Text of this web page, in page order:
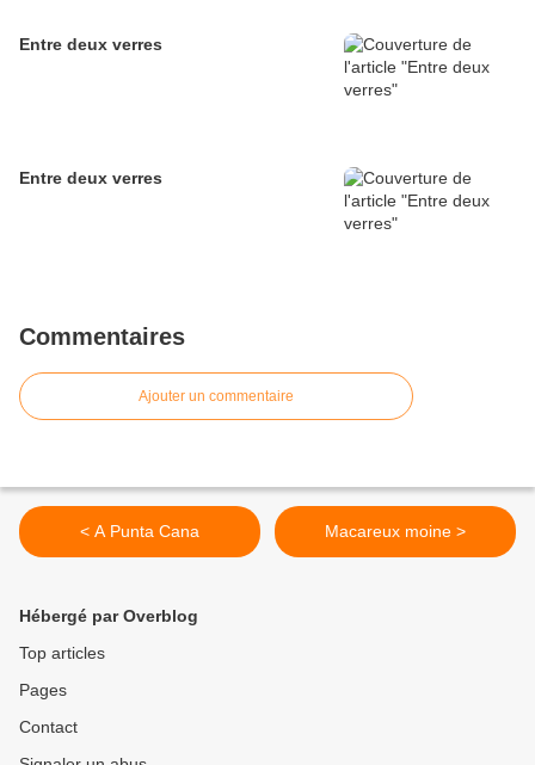
Entre deux verres
Entre deux verres
Commentaires
Ajouter un commentaire
< A Punta Cana Macareux moine >
Hébergé par Overblog
Top articles
Pages
Contact